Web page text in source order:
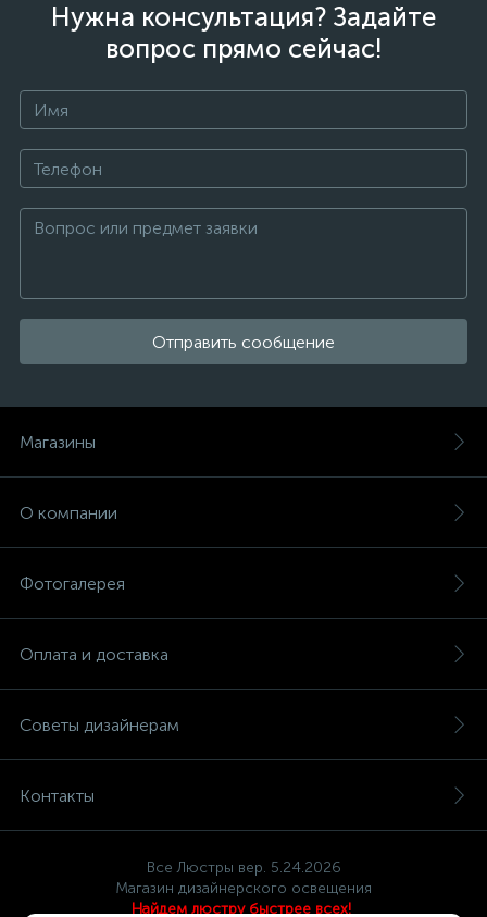
Нужна консультация? Задайте
вопрос прямо сейчас!
Отправить сообщение
Магазины
О компании
Фотогалерея
Оплата и доставка
Советы дизайнерам
Контакты
Все Люстры вер. 5.24.2026
Магазин дизайнерского освещения
Найдем люстру быстрее всех!